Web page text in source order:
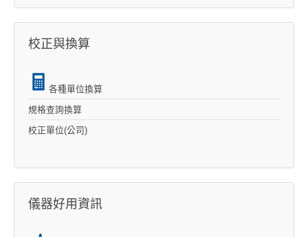
校正與換算
各種單位換算
規格查詢換算
校正單位(公司)
儀器好用資訊